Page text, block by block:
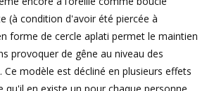
(à condition d'avoir été piercée à
forme de cercle aplati permet le maintien
provoquer de gêne au niveau des
Ce modèle est décliné en plusieurs effets